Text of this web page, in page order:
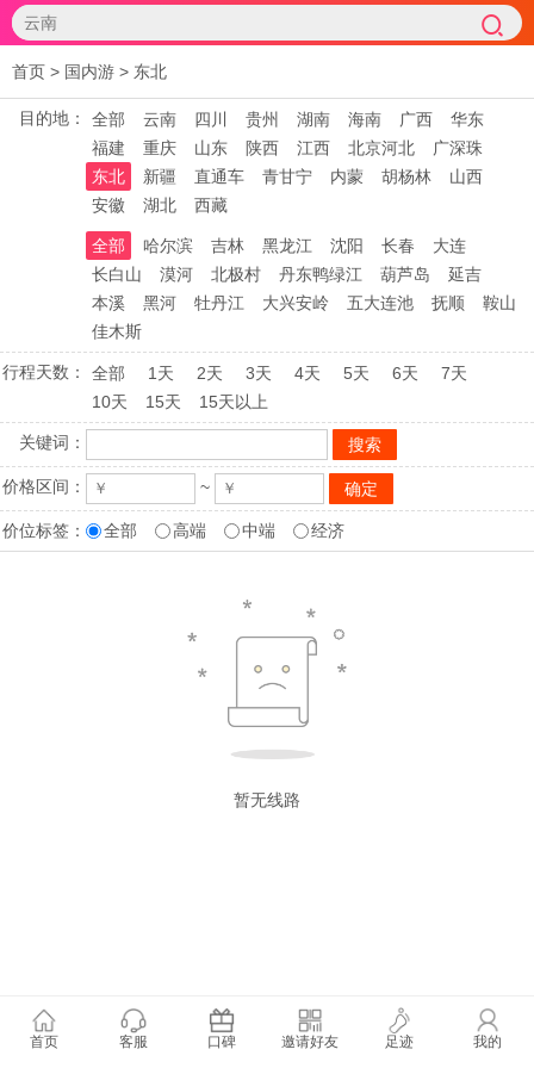
首页 > 国内游 > 东北
目的地： 全部 云南 四川 贵州 湖南 海南 广西
华东
福建
重庆 山东 陕西 江西 北京河北
广深珠
东北
新疆 直通车 青甘宁 内蒙 胡杨林
山西
安徽
湖北 西藏
全部 哈尔滨 吉林 黑龙江 沈阳 长春
大连
长白山
漠河 北极村 丹东鸭绿江 葫芦岛
延吉
本溪
黑河 牡丹江 大兴安岭 五大连池 抚顺
鞍山
佳木斯
行程天数： 全部 1天 2天 3天 4天 5天 6天
7天
10天
15天 15天以上
关键词：
价格区间： ~
价位标签： 全部 高端 中端 经济
暂无线路
首页 客服 口碑 邀请好友 足迹 我的